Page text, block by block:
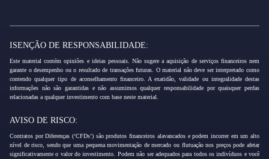
ISENÇÃO DE RESPONSABILIDADE:
Este material contém opiniões e ideias pessoais. Não sugere a aquisição de serviços financeiros nem
garante o desempenho ou o resultado de transações futuras. O material não deve ser interpretado como
contendo qualquer tipo de aconselhamento financeiro. A exatidão, validade ou integralidade destas
informações não são garantidas e não assumimos qualquer responsabilidade por quaisquer perdas
relacionadas a qualquer investimento com base neste material.
AVISO DE RISCO:
Contratos por Diferenças (‘CFDs’) são produtos financeiros alavancados e podem incorrer em um alto
nível de risco, sendo que uma pequena movimentação de mercado ou flutuação nos preços pode afetar
significativamente o valor do investimento. Podem não ser adequados para todos os indivíduos e você